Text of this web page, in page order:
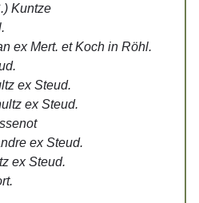
Kuntze
ex Mert. et Koch in Röhl.
ex Steud.
ex Steud.
ex Steud.
ex Steud.